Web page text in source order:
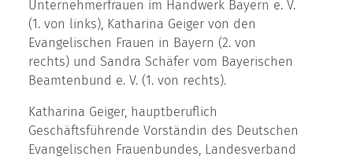
Unternehmerfrauen im Handwerk Bayern e. V.
(1. von links), Katharina Geiger von den
Evangelischen Frauen in Bayern (2. von
rechts) und Sandra Schäfer vom Bayerischen
Beamtenbund e. V. (1. von rechts).
Katharina Geiger, hauptberuflich
Geschäftsführende Vorständin des Deutschen
Evangelischen Frauenbundes, Landesverband